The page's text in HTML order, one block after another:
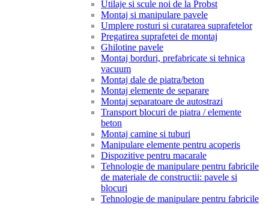
Utilaje si scule noi de la Probst
Montaj si manipulare pavele
Umplere rosturi si curatarea suprafetelor
Pregatirea suprafetei de montaj
Ghilotine pavele
Montaj borduri, prefabricate si tehnica
vacuum
Montaj dale de piatra/beton
Montaj elemente de separare
Montaj separatoare de autostrazi
Transport blocuri de piatra / elemente
beton
Montaj camine si tuburi
Manipulare elemente pentru acoperis
Dispozitive pentru macarale
Tehnologie de manipulare pentru fabricile
de materiale de constructii: pavele si
blocuri
Tehnologie de manipulare pentru fabricile